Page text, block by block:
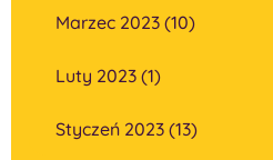
Marzec 2023 (10)
Luty 2023 (1)
Styczeń 2023 (13)